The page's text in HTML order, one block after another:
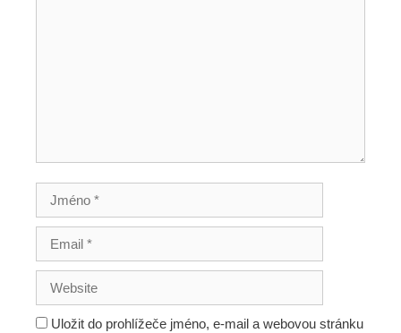
Uložit do prohlížeče jméno, e-mail a webovou stránku